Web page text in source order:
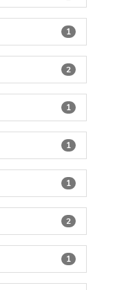
1
2
1
1
1
2
1